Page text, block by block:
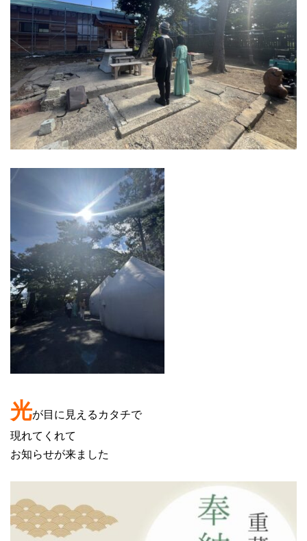
光が目に見えるカタチで
現れてくれて
お知らせが来ました